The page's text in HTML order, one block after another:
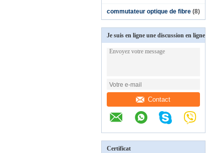
commutateur optique de fibre (8)
Je suis en ligne une discussion en ligne
Contact
Certificat